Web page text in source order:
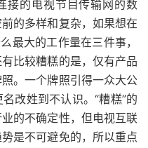
接的电视节目传输网的数
的多样和复杂，如果想在
最大的工作量在三件事，
比较糟糕的是，仅有产品
。一个牌照引得一众大公
改姓到不认识。“糟糕”的
的不确定性，但电视互联
是不可避免的，所以重点